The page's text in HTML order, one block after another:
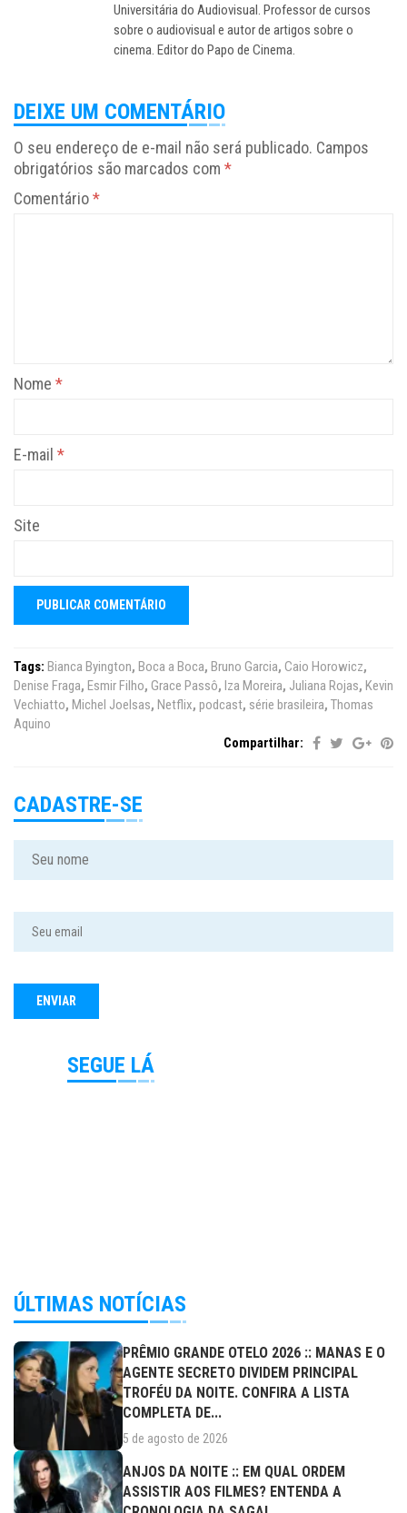
Universitária do Audiovisual. Professor de cursos
sobre o audiovisual e autor de artigos sobre o
cinema. Editor do Papo de Cinema.
DEIXE UM COMENTÁRIO
O seu endereço de e-mail não será publicado. Campos
obrigatórios são marcados com *
Comentário*
Nome *
E-mail *
Site
Tags: Bianca Byington, Boca a Boca, Bruno Garcia, Caio Horowicz,
Denise Fraga, Esmir Filho, Grace Passô, Iza Moreira, Juliana Rojas, Kevin
Vechiatto, Michel Joelsas, Netflix, podcast, série brasileira, Thomas
Aquino
Compartilhar:
CADASTRE-SE
SEGUE LÁ
ÚLTIMAS NOTÍCIAS
PRÊMIO GRANDE OTELO 2026 :: MANAS E O
AGENTE SECRETO DIVIDEM PRINCIPAL
TROFÉU DA NOITE. CONFIRA A LISTA
COMPLETA DE...
5 de agosto de 2026
ANJOS DA NOITE :: EM QUAL ORDEM
ASSISTIR AOS FILMES? ENTENDA A